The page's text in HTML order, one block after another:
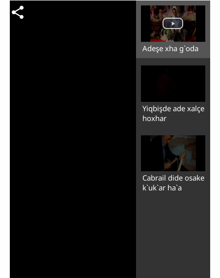
Adeşe xha g`oda
Yiqbişde ade xalçe
hoxhar
Cabrail dide osake
k`uk`ar ha`a